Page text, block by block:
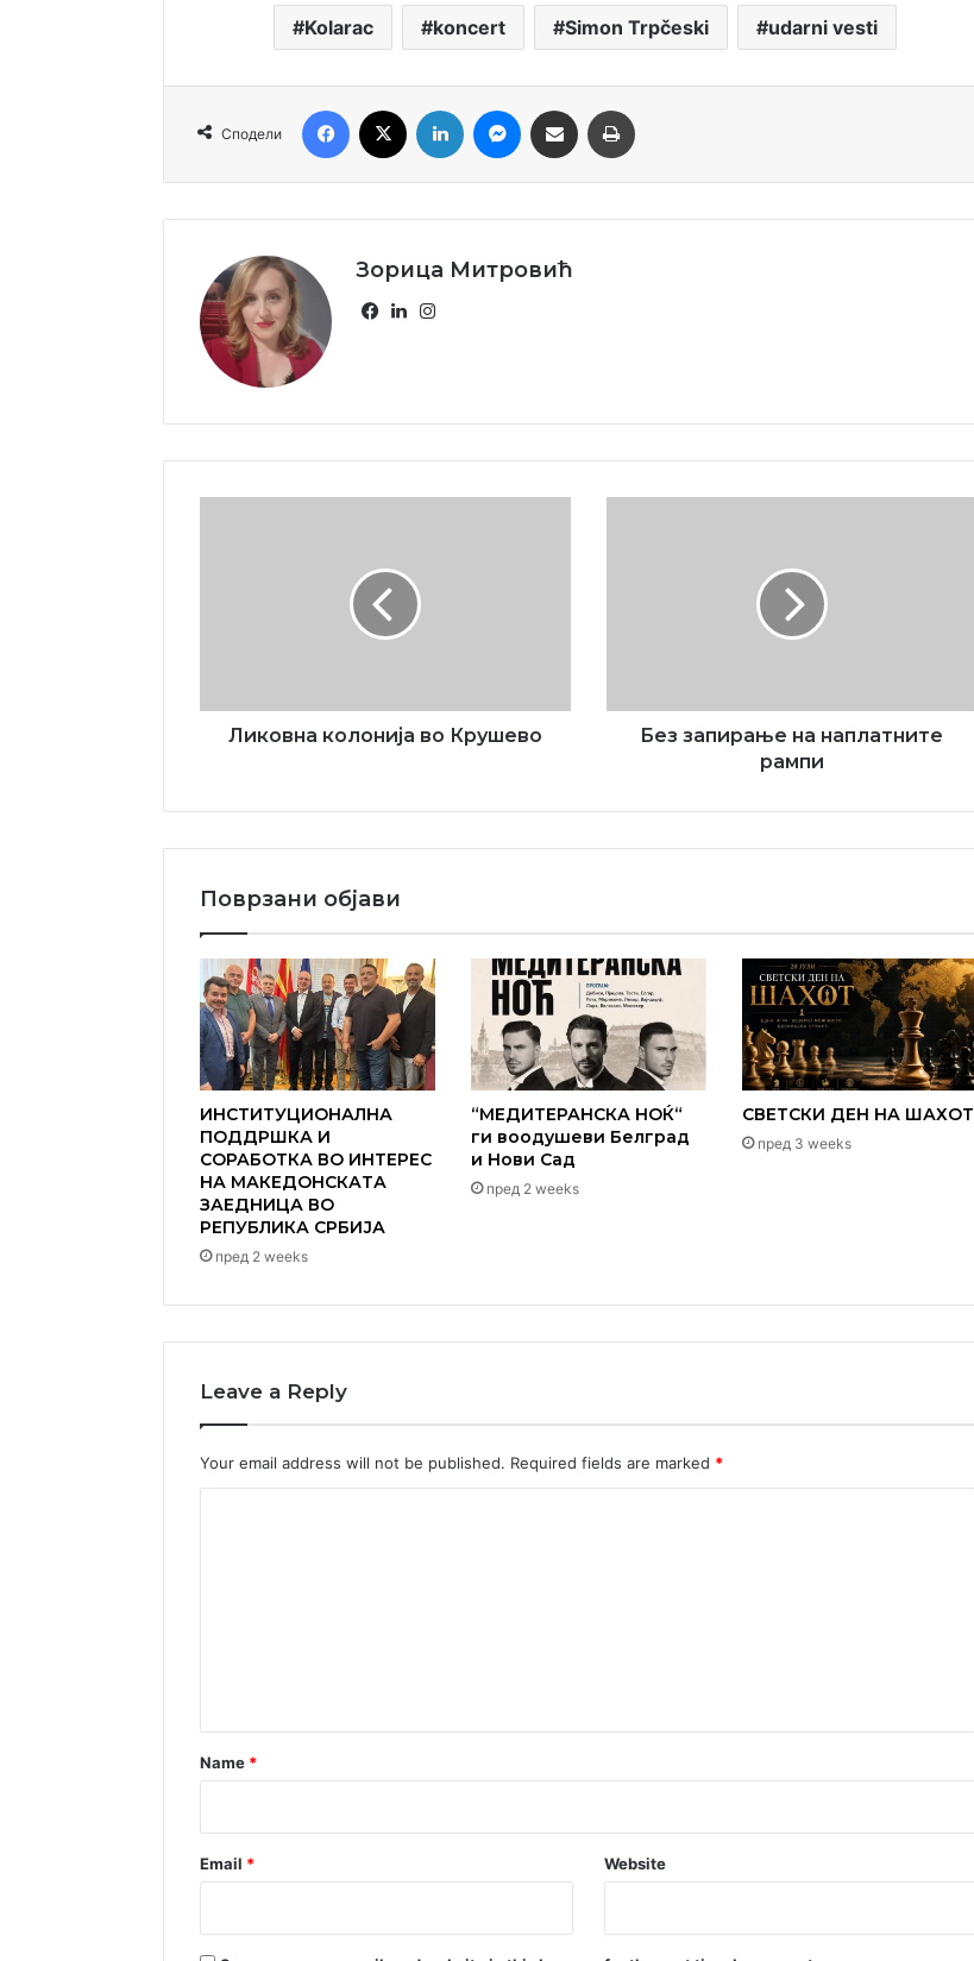
Kolarac koncert Simon Trpčeski udarni vesti
Сподели
Facebook LinkedIn MessengerСподели преку Емаил
Зорица Митровић
Facebook
LinkedIn
Ликовна колонија во Крушево
Без запирање на наплатните
рампи
Поврзани објави
ИНСТИТУЦИОНАЛНА
ПОДДРШКА И
СОРАБОТКА ВО ИНТЕРЕС
НА МАКЕДОНСКАТА
ЗАЕДНИЦА ВО
РЕПУБЛИКА СРБИЈА
пред 2 weeks
“МЕДИТЕРАНСКА НОЌ“
ги воодушеви Белград
и Нови Сад
пред 2 weeks
СВЕТСКИ ДЕН НА ШАХОТ
пред 3 weeks
Leave a Reply
Your email address will not be published. Required fields are marked *
*
Name *
Email * Website